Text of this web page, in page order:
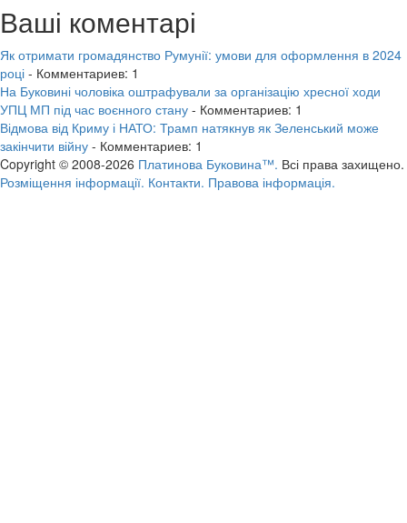
Ваші коментарі
Як отримати громадянство Румунії: умови для оформлення в 2024
році - Комментариев: 1
На Буковині чоловіка оштрафували за організацію хресної ходи
УПЦ МП під час воєнного стану - Комментариев: 1
Відмова від Криму і НАТО: Трамп натякнув як Зеленський може
закінчити війну - Комментариев: 1
Copyright © 2008-2026 Платинова Буковина™. Всі права захищено.
Розміщення інформації. Контакти. Правова інформація.